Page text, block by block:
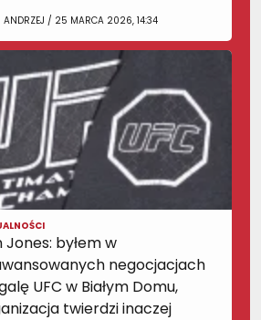
ANDRZEJ / 25 MARCA 2026, 14:34
Jones: byłem w
negocjacjach
UFC w Białym Domu,
twierdzi inaczej